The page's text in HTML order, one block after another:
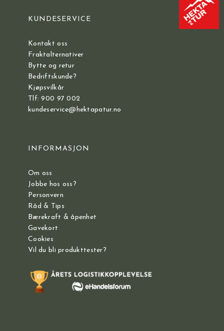
KUNDESERVICE
Kontakt oss
Fraktalternativer
Bytte og retur
Bedriftskunde?
Kjøpsvilkår
Tlf: 900 97 002
kundeservice@hektapatur.no
INFORMASJON
Om oss
Jobbe hos oss?
Personvern
Råd & Tips
Bærekraft & åpenhet
Gavekort
Cookies
Vil du bli produkttester?